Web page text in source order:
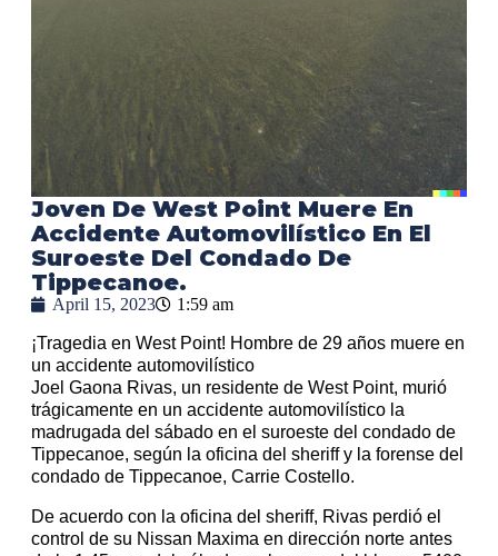
Joven De West Point Muere En
Accidente Automovilístico En El
Suroeste Del Condado De
Tippecanoe.
April 15, 2023 1:59 am
¡Tragedia en West Point! Hombre de 29 años muere en
un accidente automovilístico
Joel Gaona Rivas, un residente de West Point, murió
trágicamente en un accidente automovilístico la
madrugada del sábado en el suroeste del condado de
Tippecanoe, según la oficina del sheriff y la forense del
condado de Tippecanoe, Carrie Costello.
De acuerdo con la oficina del sheriff, Rivas perdió el
control de su Nissan Maxima en dirección norte antes